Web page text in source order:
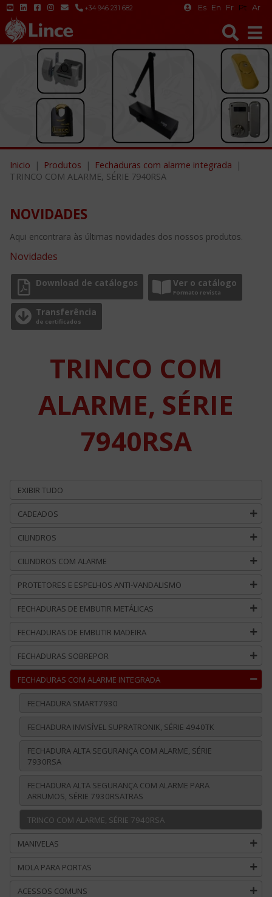
+34 946 231 682 Es En Fr Pt Ar
Inicio Produtos
Fechaduras com alarme integrada
TRINCO COM ALARME, SÉRIE 7940RSA
NOVIDADES
Aqui encontrara às últimas novidades dos nossos produtos.
Novidades
Download de catálogos Ver o catálogo
Formato revista
Transferência
de certificados
TRINCO COM
ALARME, SÉRIE
7940RSA
EXIBIR TUDO
CADEADOS
CILINDROS
CILINDROS COM ALARME
PROTETORES E ESPELHOS ANTI-VANDALISMO
FECHADURAS DE EMBUTIR METÁLICAS
FECHADURAS DE EMBUTIR MADEIRA
FECHADURAS SOBREPOR
FECHADURAS COM ALARME INTEGRADA
FECHADURA SMART7930
FECHADURA INVISÍVEL SUPRATRONIK, SÉRIE 4940TK
FECHADURA ALTA SEGURANÇA COM ALARME, SÉRIE
7930RSA
FECHADURA ALTA SEGURANÇA COM ALARME PARA
ARRUMOS, SÉRIE 7930RSATRAS
TRINCO COM ALARME, SÉRIE 7940RSA
MANIVELAS
MOLA PARA PORTAS
ACESSOS COMUNS